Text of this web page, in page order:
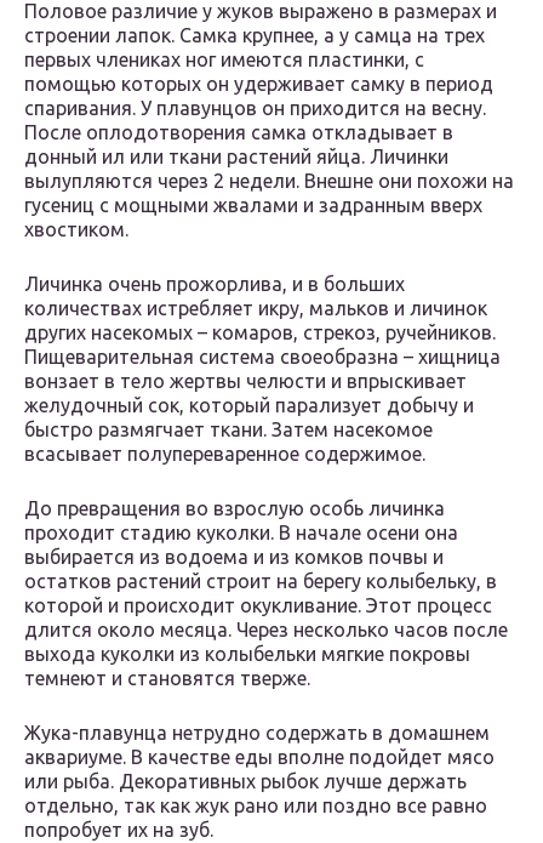
Половое различие у жуков выражено в размерах и
строении лапок. Самка крупнее, а у самца на трех
первых члениках ног имеются пластинки, с
помощью которых он удерживает самку в период
спаривания. У плавунцов он приходится на весну.
После оплодотворения самка откладывает в
донный ил или ткани растений яйца. Личинки
вылупляются через 2 недели. Внешне они похожи на
гусениц с мощными жвалами и задранным вверх
хвостиком.
Личинка очень прожорлива, и в больших
количествах истребляет икру, мальков и личинок
других насекомых – комаров, стрекоз, ручейников.
Пищеварительная система своеобразна – хищница
вонзает в тело жертвы челюсти и впрыскивает
желудочный сок, который парализует добычу и
быстро размягчает ткани. Затем насекомое
всасывает полупереваренное содержимое.
До превращения во взрослую особь личинка
проходит стадию куколки. В начале осени она
выбирается из водоема и из комков почвы и
остатков растений строит на берегу колыбельку, в
которой и происходит окукливание. Этот процесс
длится около месяца. Через несколько часов после
выхода куколки из колыбельки мягкие покровы
темнеют и становятся тверже.
Жука-плавунца нетрудно содержать в домашнем
аквариуме. В качестве еды вполне подойдет мясо
или рыба. Декоративных рыбок лучше держать
отдельно, так как жук рано или поздно все равно
попробует их на зуб.